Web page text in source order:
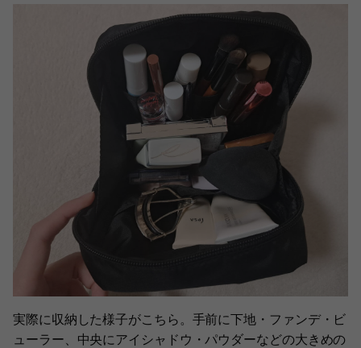
実際に収納した様子がこちら。手前に下地・ファンデ・ビ
ューラー、中央にアイシャドウ・パウダーなどの大きめの